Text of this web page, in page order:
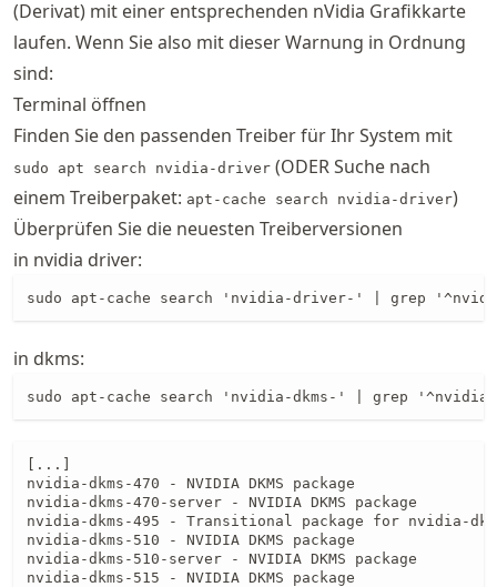
(Derivat) mit einer entsprechenden nVidia Grafikkarte
laufen. Wenn Sie also mit dieser Warnung in Ordnung
sind:
Terminal öffnen
Finden Sie den passenden Treiber für Ihr System mit
sudo apt search nvidia-driver (ODER Suche nach
einem Treiberpaket: apt-cache search nvidia-driver)
Überprüfen Sie die neuesten Treiberversionen
in nvidia driver:
sudo apt-cache search 'nvidia-driver-' | grep
in dkms:
sudo apt-cache search 'nvidia-dkms-' | grep
[...]
nvidia-dkms-470 - NVIDIA DKMS package
nvidia-dkms-470-server - NVIDIA DKMS package
nvidia-dkms-495 - Transitional package for nvidia-
nvidia-dkms-510 - NVIDIA DKMS package
nvidia-dkms-510-server - NVIDIA DKMS package
nvidia-dkms-515 - NVIDIA DKMS package